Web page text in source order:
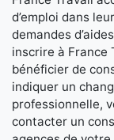
d’emploi dans
demandes
inscrire à France
bénéficier de
indiquer un
professionnelle,
contacter un